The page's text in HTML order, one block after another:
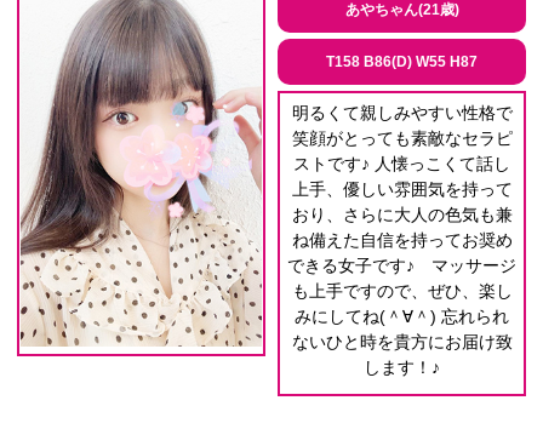
あやちゃん(21歳)
T158 B86(D) W55 H87
明るくて親しみやすい性格で
笑顔がとっても素敵なセラピ
ストです♪ 人懐っこくて話し
上手、優しい雰囲気を持って
おり、さらに大人の色気も兼
ね備えた自信を持ってお奨め
できる女子です♪ マッサージ
も上手ですので、ぜひ、楽し
みにしてね(＾∀＾) 忘れられ
ないひと時を貴方にお届け致
します！♪